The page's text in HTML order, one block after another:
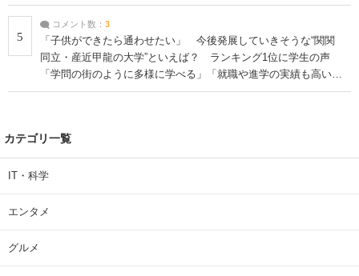
5
コメント数： 3
「子供ができたら通わせたい」 今後発展していきそうな“関関
同立・産近甲龍の大学”といえば？ ランキング1位に学生の声
「学問の街のように多様に学べる」「就職や進学の実績も高い」
| 大学 ねとらぼリサーチ
カテゴリ一覧
IT・科学
エンタメ
グルメ